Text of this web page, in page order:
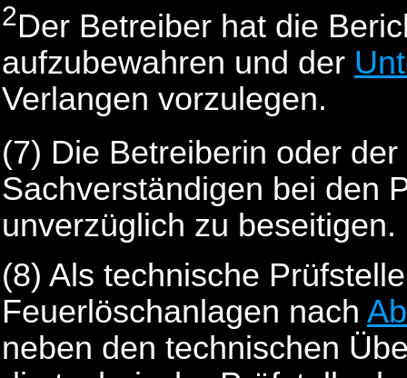
2Der Betreiber hat die
aufzubewahren und der
Verlangen vorzulegen.
(7) Die Betreiberin oder
Sachverständigen bei den
unverzüglich zu beseitigen.
(8) Als technische
Feuerlöschanlagen nach
neben den technischen